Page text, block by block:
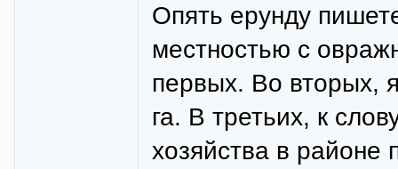
Опять ерунду
местностью с
первых. Во вторых,
га. В третьих, к
хозяйства в